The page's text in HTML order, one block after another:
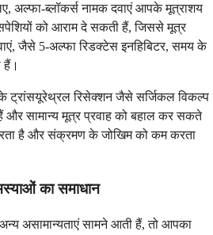
अल्फा-ब्लॉकर्स नामक दवाएं आपके मूत्राशय
को आराम दे सकती हैं, जिससे मूत्र
जैसे 5-अल्फा रिडक्टेस इनहिबिटर, समय के
हैं।
के ट्रांसयूरेथ्रल रिसेक्शन जैसे सर्जिकल विकल्प
सामान्य मूत्र प्रवाह को बहाल कर सकते
है और संक्रमण के जोखिम को कम करता
का समाधान
असामान्यताएं सामने आती हैं, तो आपका